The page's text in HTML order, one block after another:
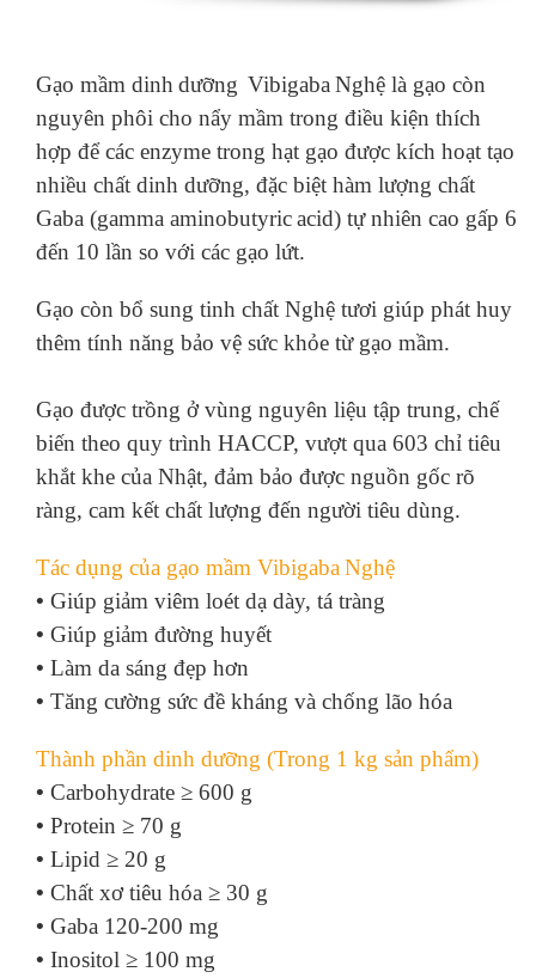
Gạo mầm dinh dưỡng Vibigaba Nghệ là gạo còn
nguyên phôi cho nẩy mầm trong điều kiện thích
hợp để các enzyme trong hạt gạo được kích hoạt tạo
nhiều chất dinh dưỡng, đặc biệt hàm lượng chất
Gaba (gamma aminobutyricacid) tự nhiên cao gấp 6
đến 10 lần so với các gạo lứt.
Gạo còn bổ sung tinh chất Nghệ tươi giúp phát huy
thêm tính năng bảo vệ sức khỏe từ gạo mầm.
Gạo được trồng ở vùng nguyên liệu tập trung, chế
biến theo quy trình HACCP, vượt qua 603 chỉ tiêu
khắt khe của Nhật, đảm bảo được nguồn gốc rõ
ràng, cam kết chất lượng đến người tiêu dùng.
Tác dụng của gạo mầm Vibigaba Nghệ
• Giúp giảm viêm loét dạ dày, tá tràng
• Giúp giảm đường huyết
• Làm da sáng đẹp hơn
• Tăng cường sức đề kháng và chống lão hóa
Thành phần dinh dưỡng (Trong 1 kg sản phẩm)
• Carbohydrate ≥ 600 g
• Protein ≥ 70 g
• Lipid ≥ 20 g
• Chất xơ tiêu hóa ≥ 30 g
• Gaba 120-200 mg
• Inositol ≥ 100 mg